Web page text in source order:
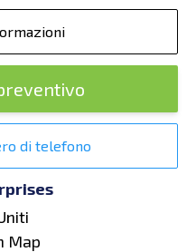
di telefono
Map